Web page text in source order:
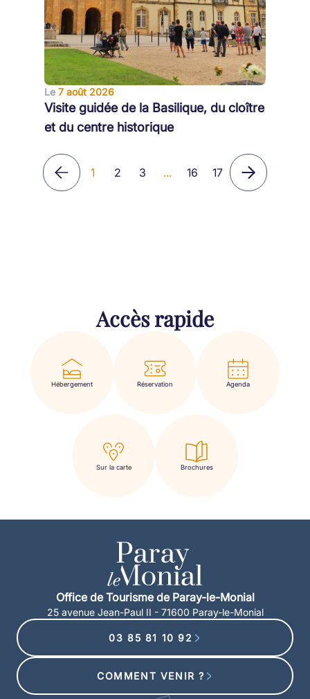
Le 7 août 2026
Visite guidée de la Basilique, du cloître
et du centre historique
1 2 3 ... 16 17
Accès rapide
Hébergement Réservation Agenda
Sur la carte Brochures
Office de Tourisme de Paray-le-Monial
25 avenue Jean-Paul II - 71600 Paray-le-Monial
03 85 81 10 92
COMMENT VENIR ?